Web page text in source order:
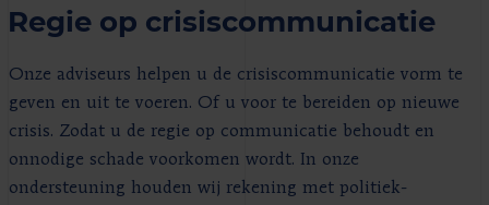
Regie op crisiscommunicatie
Onze adviseurs helpen u de crisiscommunicatie vorm te
geven en uit te voeren. Of u voor te bereiden op nieuwe
crisis. Zodat u de regie op communicatie behoudt en
onnodige schade voorkomen wordt. In onze
ondersteuning houden wij rekening met politiek-